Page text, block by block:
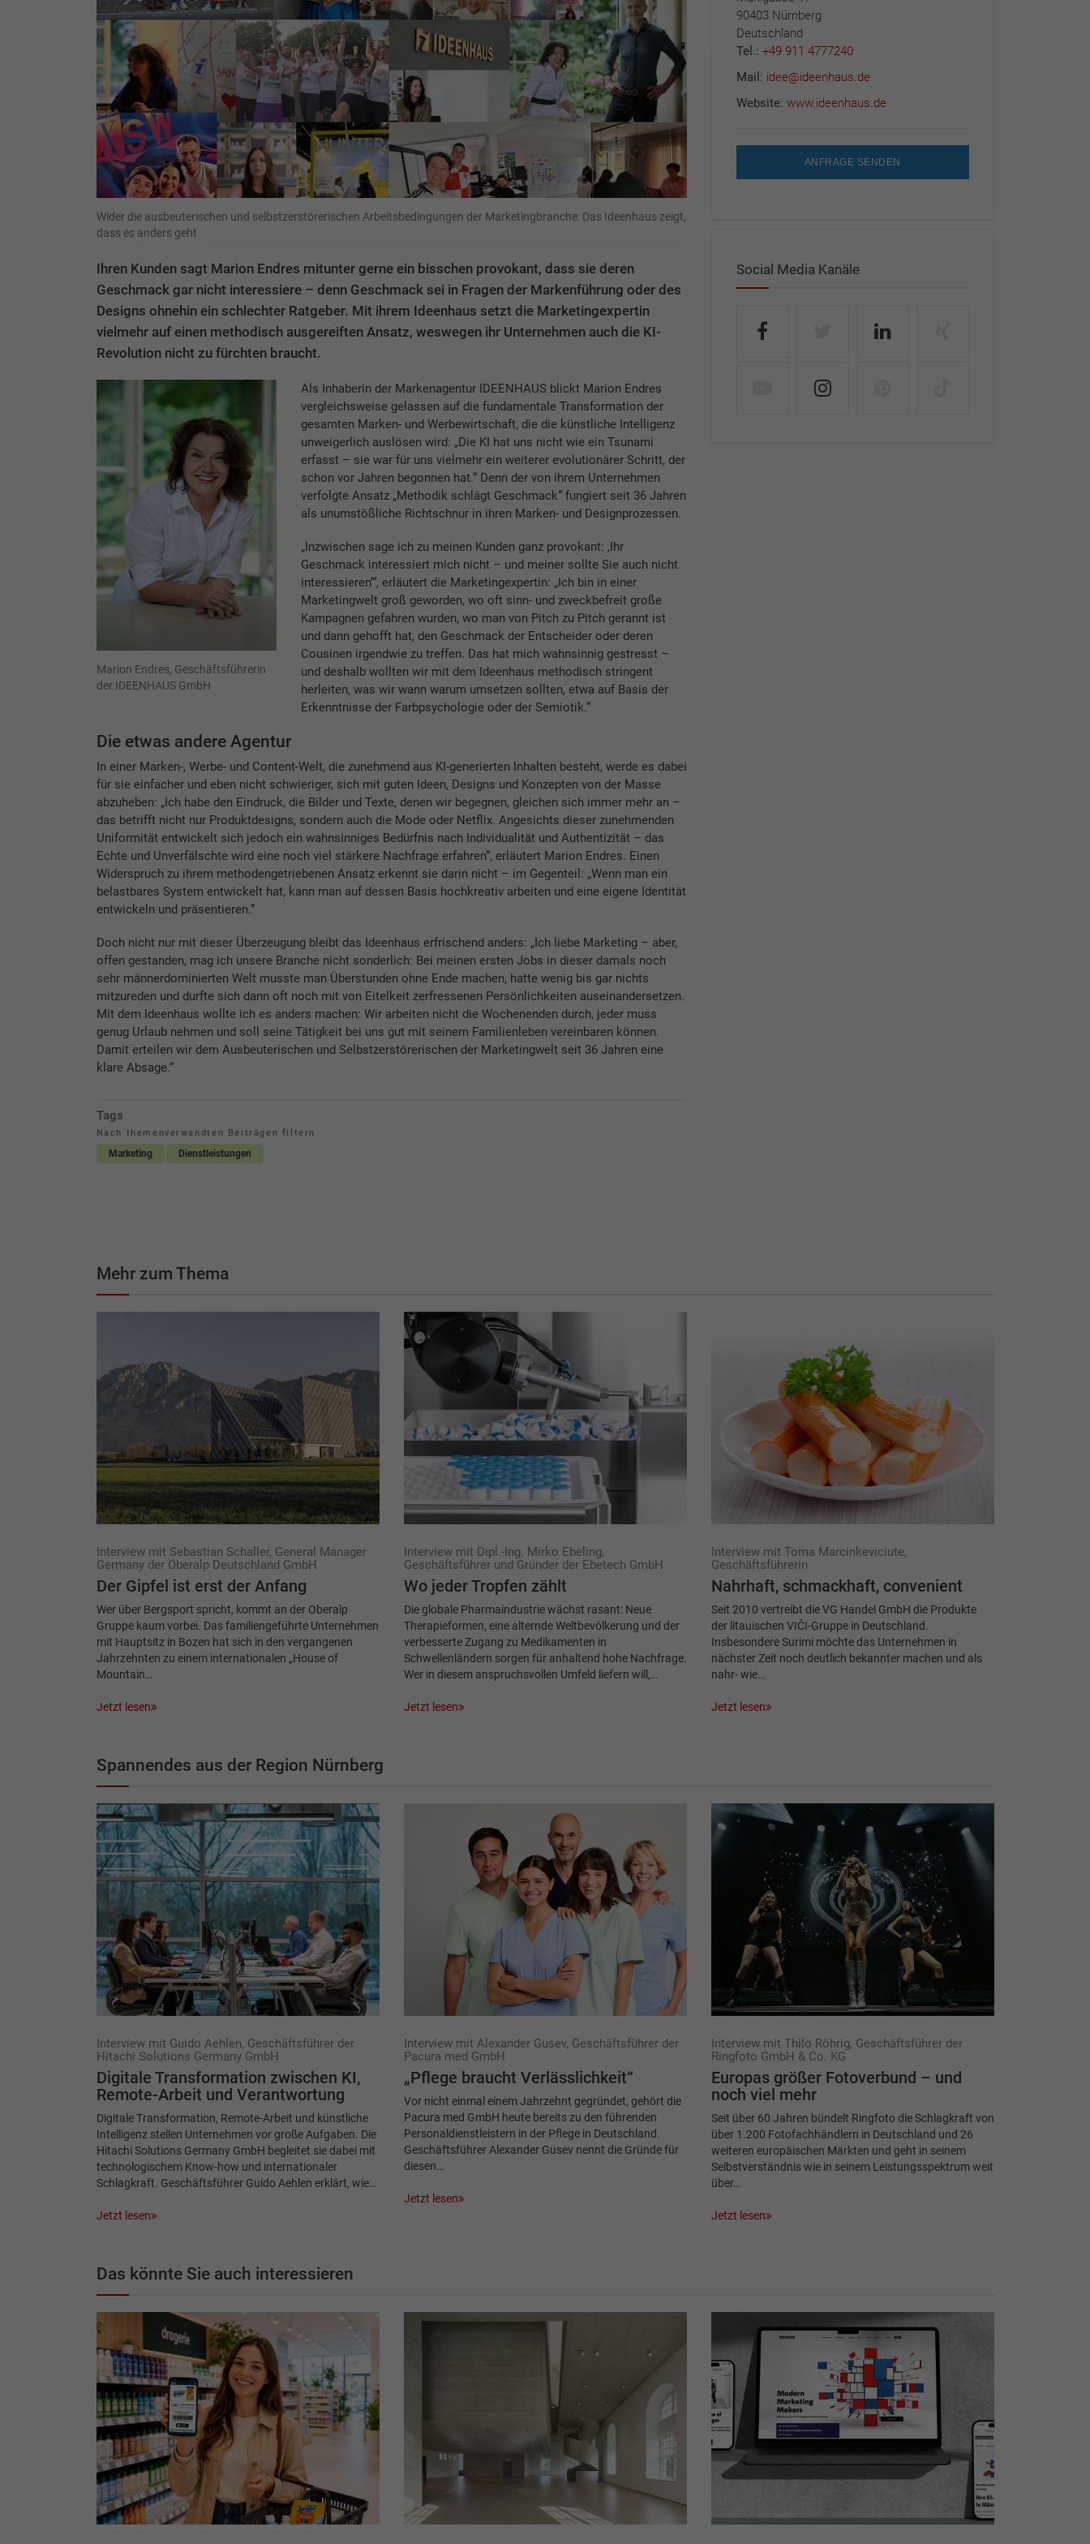
Wider die ausbeuterischen und selbstzerstörerischen Arbeitsbedingungen der Marketingbranche: Das Ideenhaus zeigt,
dass es anders geht
Ihren Kunden sagt Marion Endres mitunter gerne ein bisschen provokant, dass sie deren
Geschmack gar nicht interessiere – denn Geschmack sei in Fragen der Markenführung oder des
Designs ohnehin ein schlechter Ratgeber. Mit ihrem Ideenhaus setzt die Marketingexpertin
vielmehr auf einen methodisch ausgereiften Ansatz, weswegen ihr Unternehmen auch die KI-
Revolution nicht zu fürchten braucht.
Marion Endres, Geschäftsführerin
der IDEENHAUS GmbH
Als Inhaberin der Markenagentur IDEENHAUS blickt Marion Endres
vergleichsweise gelassen auf die fundamentale Transformation der
gesamten Marken- und Werbewirtschaft, die die künstliche Intelligenz
unweigerlich auslösen wird: „Die KI hat uns nicht wie ein Tsunami
erfasst – sie war für uns vielmehr ein weiterer evolutionärer Schritt, der
schon vor Jahren begonnen hat.“ Denn der von ihrem Unternehmen
verfolgte Ansatz „Methodik schlägt Geschmack“ fungiert seit 36 Jahren
als unumstößliche Richtschnur in ihren Marken- und Designprozessen.
„Inzwischen sage ich zu meinen Kunden ganz provokant: ‚Ihr
Geschmack interessiert mich nicht – und meiner sollte Sie auch nicht
interessieren‘“, erläutert die Marketingexpertin: „Ich bin in einer
Marketingwelt groß geworden, wo oft sinn- und zweckbefreit große
Kampagnen gefahren wurden, wo man von Pitch zu Pitch gerannt ist
und dann gehofft hat, den Geschmack der Entscheider oder deren
Cousinen irgendwie zu treffen. Das hat mich wahnsinnig gestresst –
und deshalb wollten wir mit dem Ideenhaus methodisch stringent
herleiten, was wir wann warum umsetzen sollten, etwa auf Basis der
Erkenntnisse der Farbpsychologie oder der Semiotik.“
Die etwas andere Agentur
In einer Marken-, Werbe- und Content-Welt, die zunehmend aus KI-generierten Inhalten besteht, werde es dabei
für sie einfacher und eben nicht schwieriger, sich mit guten Ideen, Designs und Konzepten von der Masse
abzuheben: „Ich habe den Eindruck, die Bilder und Texte, denen wir begegnen, gleichen sich immer mehr an –
das betrifft nicht nur Produktdesigns, sondern auch die Mode oder Netflix. Angesichts dieser zunehmenden
Uniformität entwickelt sich jedoch ein wahnsinniges Bedürfnis nach Individualität und Authentizität – das
Echte und Unverfälschte wird eine noch viel stärkere Nachfrage erfahren“, erläutert Marion Endres. Einen
Widerspruch zu ihrem methodengetriebenen Ansatz erkennt sie darin nicht – im Gegenteil: „Wenn man ein
belastbares System entwickelt hat, kann man auf dessen Basis hochkreativ arbeiten und eine eigene Identität
entwickeln und präsentieren.“
Doch nicht nur mit dieser Überzeugung bleibt das Ideenhaus erfrischend anders: „Ich liebe Marketing – aber,
offen gestanden, mag ich unsere Branche nicht sonderlich: Bei meinen ersten Jobs in dieser damals noch
sehr männerdominierten Welt musste man Überstunden ohne Ende machen, hatte wenig bis gar nichts
mitzureden und durfte sich dann oft noch mit von Eitelkeit zerfressenen Persönlichkeiten auseinandersetzen.
Mit dem Ideenhaus wollte ich es anders machen: Wir arbeiten nicht die Wochenenden durch, jeder muss
genug Urlaub nehmen und soll seine Tätigkeit bei uns gut mit seinem Familienleben vereinbaren können.
Damit erteilen wir dem Ausbeuterischen und Selbstzerstörerischen der Marketingwelt seit 36 Jahren eine
klare Absage.“
Tags
Nach themenverwandten Beiträgen filtern
Marketing Dienstleistungen
90403 Nürnberg
Deutschland
Tel.: +49 911 4777240
Mail: idee@ideenhaus.de
Website: www.ideenhaus.de
ANFRAGE SENDEN
Social Media Kanäle
Mehr zum Thema
Interview mit Sebastian Schaller, General Manager
Germany der Oberalp Deutschland GmbH
Der Gipfel ist erst der Anfang
Wer über Bergsport spricht, kommt an der Oberalp
Gruppe kaum vorbei. Das familiengeführte Unternehmen
mit Hauptsitz in Bozen hat sich in den vergangenen
Jahrzehnten zu einem internationalen „House of
Mountain…
Jetzt lesen
Interview mit Dipl.-Ing. Mirko Ebeling,
Geschäftsführer und Gründer der Ebetech GmbH
Wo jeder Tropfen zählt
Die globale Pharmaindustrie wächst rasant: Neue
Therapieformen, eine alternde Weltbevölkerung und der
verbesserte Zugang zu Medikamenten in
Schwellenländern sorgen für anhaltend hohe Nachfrage.
Wer in diesem anspruchsvollen Umfeld liefern will,…
Jetzt lesen
Interview mit Toma Marcinkeviciute,
Geschäftsführerin
Nahrhaft, schmackhaft, convenient
Seit 2010 vertreibt die VG Handel GmbH die Produkte
der litauischen VIČI-Gruppe in Deutschland.
Insbesondere Surimi möchte das Unternehmen in
nächster Zeit noch deutlich bekannter machen und als
nahr- wie…
Jetzt lesen
Spannendes aus der Region Nürnberg
Interview mit Guido Aehlen, Geschäftsführer der
Hitachi Solutions Germany GmbH
Digitale Transformation zwischen KI,
Remote-Arbeit und Verantwortung
Digitale Transformation, Remote-Arbeit und künstliche
Intelligenz stellen Unternehmen vor große Aufgaben. Die
Hitachi Solutions Germany GmbH begleitet sie dabei mit
technologischem Know-how und internationaler
Schlagkraft. Geschäftsführer Guido Aehlen erklärt, wie…
Jetzt lesen
Interview mit Alexander Gusev, Geschäftsführer der
Pacura med GmbH
„Pflege braucht Verlässlichkeit“
Vor nicht einmal einem Jahrzehnt gegründet, gehört die
Pacura med GmbH heute bereits zu den führenden
Personaldienstleistern in der Pflege in Deutschland.
Geschäftsführer Alexander Gusev nennt die Gründe für
diesen…
Jetzt lesen
Interview mit Thilo Röhrig, Geschäftsführer der
Ringfoto GmbH & Co. KG
Europas größer Fotoverbund – und
noch viel mehr
Seit über 60 Jahren bündelt Ringfoto die Schlagkraft von
über 1.200 Fotofachhändlern in Deutschland und 26
weiteren europäischen Märkten und geht in seinem
Selbstverständnis wie in seinem Leistungsspektrum weit
über…
Jetzt lesen
Das könnte Sie auch interessieren